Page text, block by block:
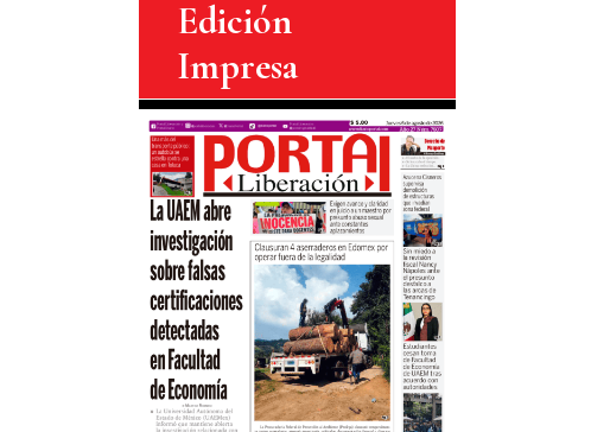
Edición
Impresa